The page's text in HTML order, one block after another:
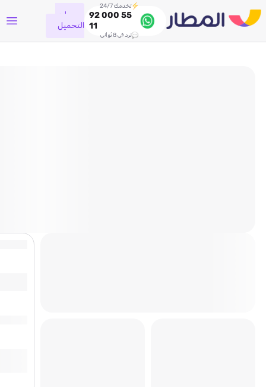
نخدمك 24/7
92 000 55
11
نرد في 8 ثواني
جاري
التحميل